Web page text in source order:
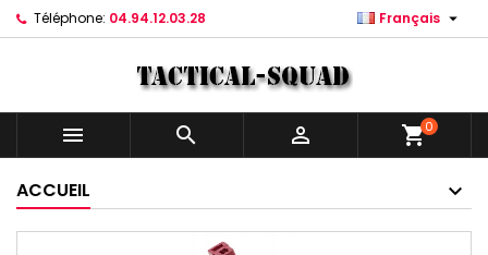
Téléphone: 04.94.12.03.28 Français 
   shopping_cart0
ACCUEIL